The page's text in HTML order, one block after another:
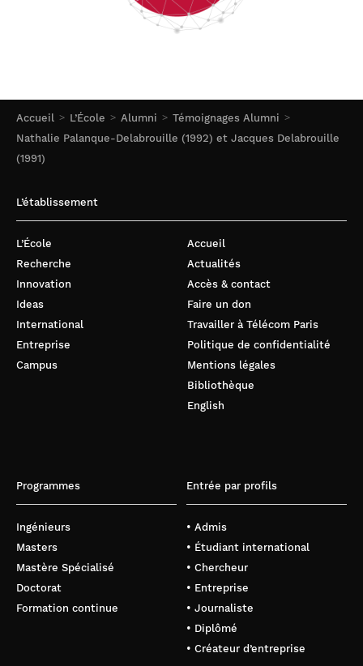
Accueil L’École Alumni
Témoignages Alumni
Nathalie Palanque-Delabrouille (1992) et Jacques Delabrouille
(1991)
L’établissement
L’École
Recherche
Innovation
Ideas
International
Entreprise
Campus
Accueil
Actualités
Accès & contact
Faire un don
Travailler à Télécom Paris
Politique de confidentialité
Mentions légales
Bibliothèque
English
Programmes
Ingénieurs
Masters
Mastère Spécialisé
Doctorat
Formation continue
Entrée par profils
• Admis
• Étudiant international
• Chercheur
• Entreprise
• Journaliste
• Diplômé
• Créateur d’entreprise